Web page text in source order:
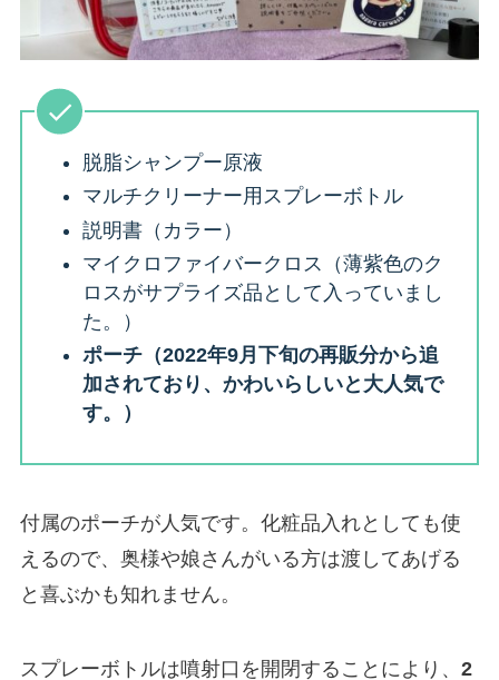
脱脂シャンプー原液
マルチクリーナー用スプレーボトル
説明書（カラー）
マイクロファイバークロス（薄紫色のク
ロスがサプライズ品として入っていまし
た。）
ポーチ（2022年9月下旬の再販分から追
加されており、かわいらしいと大人気で
す。）
付属のポーチが人気です。化粧品入れとしても使
えるので、奥様や娘さんがいる方は渡してあげる
と喜ぶかも知れません。
スプレーボトルは噴射口を開閉することにより、 2